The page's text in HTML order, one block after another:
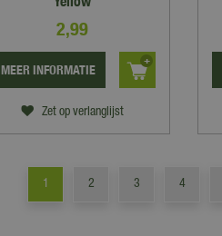
2,99
Zet op verlanglijst
MEER INFORMATIE
1 2 3 4